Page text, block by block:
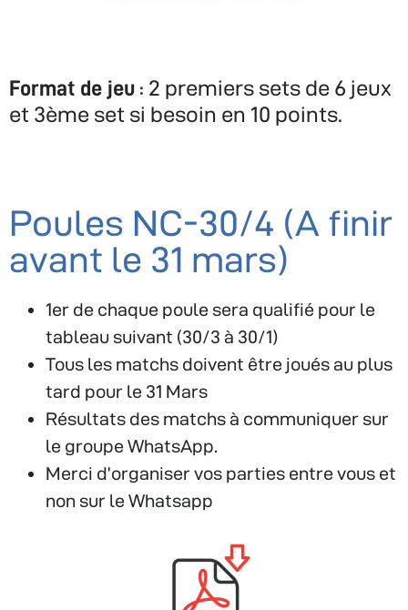
Format de jeu : 2 premiers sets de 6 jeux
et 3ème set si besoin en 10 points.
Poules NC-30/4 (A finir
avant le 31 mars)
1er de chaque poule sera qualifié pour le
tableau suivant (30/3 à 30/1)
Tous les matchs doivent être joués au plus
tard pour le 31 Mars ️
Résultats des matchs à communiquer sur
le groupe WhatsApp.
Merci d’organiser vos parties entre vous et
non sur le Whatsapp